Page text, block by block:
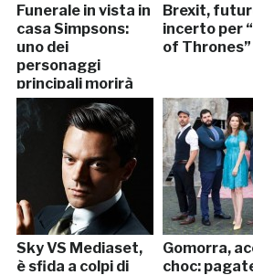
Funerale in vista in
casa Simpsons:
uno dei
personaggi
principali morirà
Brexit,
incerto per
of Thrones”
Sky VS Mediaset,
è sfida a colpi di
Gomorra,
choc: